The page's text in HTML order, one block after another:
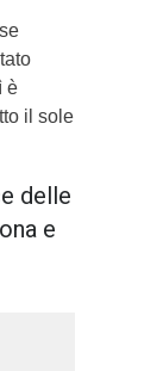
è
il sole
delle
e